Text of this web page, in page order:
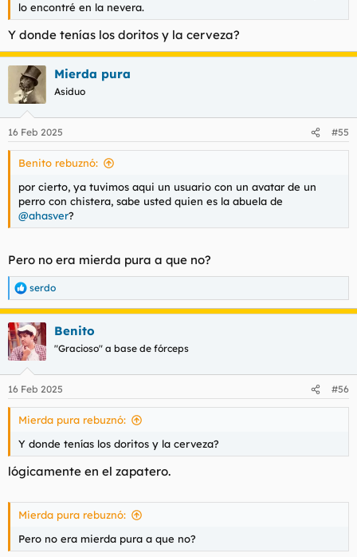
lo encontré en la nevera.
Y donde tenías los doritos y la cerveza?
Mierda pura
Asiduo
16 Feb 2025 #55
Benito rebuznó:
por cierto, ya tuvimos aqui un usuario con un avatar de un
perro con chistera, sabe usted quien es la abuela de
@ahasver?
Pero no era mierda pura a que no?
R
e
a
c
c
i
e
s
serdo
Benito
"Gracioso" a base de fórceps
16 Feb 2025 #56
Mierda pura rebuznó:
Y donde tenías los doritos y la cerveza?
lógicamente en el zapatero.
Mierda pura rebuznó:
Pero no era mierda pura a que no?